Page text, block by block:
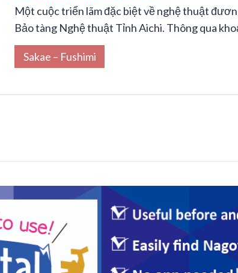
Một cuộc triển lãm đặc biệt về nghệ thuật
Bảo tàng Nghệ thuật Tỉnh Aichi. Thông qua
Sakae – Fushimi